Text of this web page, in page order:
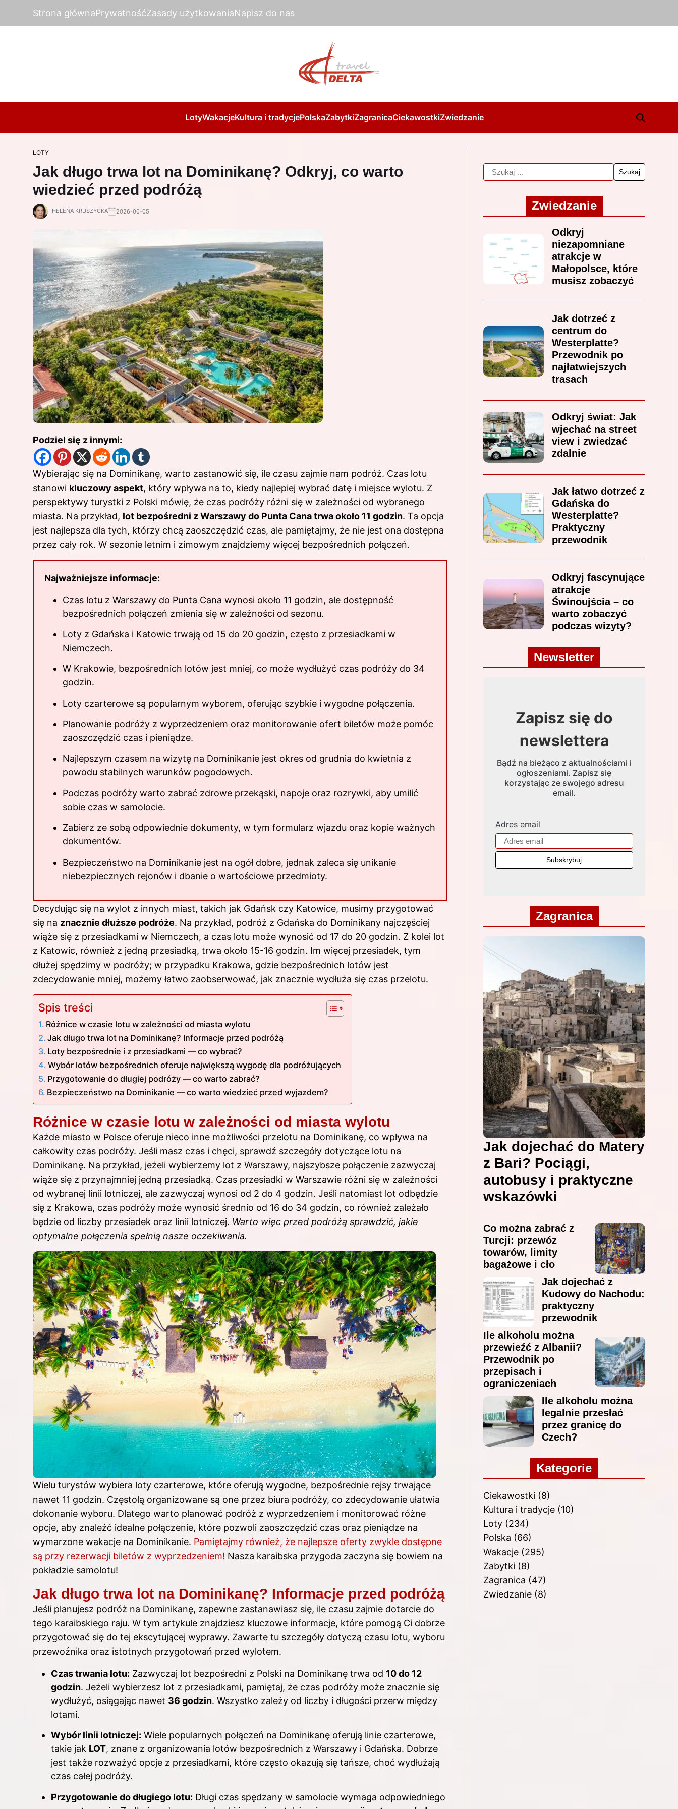
Strona głównaPrywatnośćZasady użytkowaniaNapisz do nas
LotyWakacjeKultura i tradycjePolskaZabytkiZagranicaCiekawostkiZwiedzanie
LOTY
Jak długo trwa lot na Dominikanę? Odkryj, co warto
wiedzieć przed podróżą
HELENA KRUSZYCKA 2026-06-05
Podziel się z innymi:
Wybierając się na Dominikanę, warto zastanowić się, ile czasu zajmie nam podróż. Czas lotu
stanowi kluczowy aspekt, który wpływa na to, kiedy najlepiej wybrać datę i miejsce wylotu. Z
perspektywy turystki z Polski mówię, że czas podróży różni się w zależności od wybranego
miasta. Na przykład, lot bezpośredni z Warszawy do Punta Cana trwa około 11 godzin. Ta opcja
jest najlepsza dla tych, którzy chcą zaoszczędzić czas, ale pamiętajmy, że nie jest ona dostępna
przez cały rok. W sezonie letnim i zimowym znajdziemy więcej bezpośrednich połączeń.
Najważniejsze informacje:
Czas lotu z Warszawy do Punta Cana wynosi około 11 godzin, ale dostępność
bezpośrednich połączeń zmienia się w zależności od sezonu.
Loty z Gdańska i Katowic trwają od 15 do 20 godzin, często z przesiadkami w
Niemczech.
W Krakowie, bezpośrednich lotów jest mniej, co może wydłużyć czas podróży do 34
godzin.
Loty czarterowe są popularnym wyborem, oferując szybkie i wygodne połączenia.
Planowanie podróży z wyprzedzeniem oraz monitorowanie ofert biletów może pomóc
zaoszczędzić czas i pieniądze.
Najlepszym czasem na wizytę na Dominikanie jest okres od grudnia do kwietnia z
powodu stabilnych warunków pogodowych.
Podczas podróży warto zabrać zdrowe przekąski, napoje oraz rozrywki, aby umilić
sobie czas w samolocie.
Zabierz ze sobą odpowiednie dokumenty, w tym formularz wjazdu oraz kopie ważnych
dokumentów.
Bezpieczeństwo na Dominikanie jest na ogół dobre, jednak zaleca się unikanie
niebezpiecznych rejonów i dbanie o wartościowe przedmioty.
Decydując się na wylot z innych miast, takich jak Gdańsk czy Katowice, musimy przygotować
się na znacznie dłuższe podróże. Na przykład, podróż z Gdańska do Dominikany najczęściej
wiąże się z przesiadkami w Niemczech, a czas lotu może wynosić od 17 do 20 godzin. Z kolei lot
z Katowic, również z jedną przesiadką, trwa około 15-16 godzin. Im więcej przesiadek, tym
dłużej spędzimy w podróży; w przypadku Krakowa, gdzie bezpośrednich lotów jest
zdecydowanie mniej, możemy łatwo zaobserwować, jak znacznie wydłuża się czas przelotu.
Spis treści
Różnice w czasie lotu w zależności od miasta wylotu
Jak długo trwa lot na Dominikanę? Informacje przed podróżą
Loty bezpośrednie i z przesiadkami — co wybrać?
Wybór lotów bezpośrednich oferuje największą wygodę dla podróżujących
Przygotowanie do długiej podróży — co warto zabrać?
Bezpieczeństwo na Dominikanie — co warto wiedzieć przed wyjazdem?
Różnice w czasie lotu w zależności od miasta wylotu
Każde miasto w Polsce oferuje nieco inne możliwości przelotu na Dominikanę, co wpływa na
całkowity czas podróży. Jeśli masz czas i chęci, sprawdź szczegóły dotyczące lotu na
Dominikanę. Na przykład, jeżeli wybierzemy lot z Warszawy, najszybsze połączenie zazwyczaj
wiąże się z przynajmniej jedną przesiadką. Czas przesiadki w Warszawie różni się w zależności
od wybranej linii lotniczej, ale zazwyczaj wynosi od 2 do 4 godzin. Jeśli natomiast lot odbędzie
się z Krakowa, czas podróży może wynosić średnio od 16 do 34 godzin, co również zależało
będzie od liczby przesiadek oraz linii lotniczej. Warto więc przed podróżą sprawdzić, jakie
optymalne połączenia spełnią nasze oczekiwania.
Wielu turystów wybiera loty czarterowe, które oferują wygodne, bezpośrednie rejsy trwające
nawet 11 godzin. Częstolą organizowane są one przez biura podróży, co zdecydowanie ułatwia
dokonanie wyboru. Dlatego warto planować podróż z wyprzedzeniem i monitorować różne
opcje, aby znaleźć idealne połączenie, które pozwoli zaoszczędzić czas oraz pieniądze na
wymarzone wakacje na Dominikanie. Pamiętajmy również, że najlepsze oferty zwykle dostępne
są przy rezerwacji biletów z wyprzedzeniem! Nasza karaibska przygoda zaczyna się bowiem na
pokładzie samolotu!
Jak długo trwa lot na Dominikanę? Informacje przed podróżą
Jeśli planujesz podróż na Dominikanę, zapewne zastanawiasz się, ile czasu zajmie dotarcie do
tego karaibskiego raju. W tym artykule znajdziesz kluczowe informacje, które pomogą Ci dobrze
przygotować się do tej ekscytującej wyprawy. Zawarte tu szczegóły dotyczą czasu lotu, wyboru
przewoźnika oraz istotnych przygotowań przed wylotem.
Czas trwania lotu: Zazwyczaj lot bezpośredni z Polski na Dominikanę trwa od 10 do 12
godzin. Jeżeli wybierzesz lot z przesiadkami, pamiętaj, że czas podróży może znacznie się
wydłużyć, osiągając nawet 36 godzin. Wszystko zależy od liczby i długości przerw między
lotami.
Wybór linii lotniczej: Wiele popularnych połączeń na Dominikanę oferują linie czarterowe,
takie jak LOT, znane z organizowania lotów bezpośrednich z Warszawy i Gdańska. Dobrze
jest także rozważyć opcje z przesiadkami, które często okazują się tańsze, choć wydłużają
czas całej podróży.
Przygotowanie do długiego lotu: Długi czas spędzany w samolocie wymaga odpowiedniego
Zwiedzanie
Odkryj
niezapomniane
atrakcje w
Małopolsce, które
musisz zobaczyć
Jak dotrzeć z
centrum do
Westerplatte?
Przewodnik po
najłatwiejszych
trasach
Odkryj świat: Jak
wjechać na street
view i zwiedzać
zdalnie
Jak łatwo dotrzeć z
Gdańska do
Westerplatte?
Praktyczny
przewodnik
Odkryj fascynujące
atrakcje
Świnoujścia – co
warto zobaczyć
podczas wizyty?
Newsletter
Zapisz się do
newslettera
Bądź na bieżąco z aktualnościami i
ogłoszeniami. Zapisz się
korzystając ze swojego adresu
email.
Adres email
Zagranica
Jak dojechać do Matery
z Bari? Pociągi,
autobusy i praktyczne
wskazówki
Co można zabrać z
Turcji: przewóz
towarów, limity
bagażowe i cło
Jak dojechać z
Kudowy do Nachodu:
praktyczny
przewodnik
Ile alkoholu można
przewieźć z Albanii?
Przewodnik po
przepisach i
ograniczeniach
Ile alkoholu można
legalnie przesłać
przez granicę do
Czech?
Kategorie
Ciekawostki(8)
Kultura i tradycje(10)
Loty(234)
Polska (66)
Wakacje(295)
Zabytki(8)
Zagranica (47)
Zwiedzanie(8)